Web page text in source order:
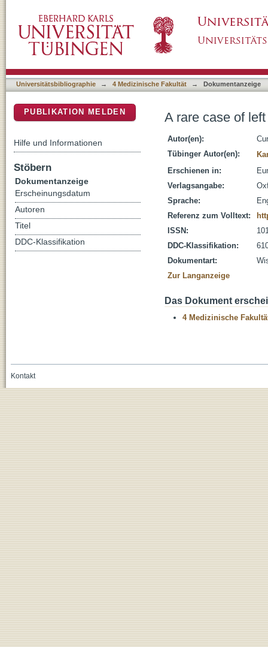
Universitätsbibliographie → 4 Medizinische Fakultät → Dokumentanzeige
A rare case of
Autor(en):
Tübinger Autor(en):
Erschienen in:
Verlagsangabe:
Sprache:
Referenz zum Volltext:
ISSN:
DDC-Klassifikation:
Dokumentart:
Zur Langanzeige
Das Dokument
4 Medizinische
PUBLIKATION MELDEN
Hilfe und Informationen
Stöbern
Dokumentanzeige
Erscheinungsdatum
Autoren
Titel
DDC-Klassifikation
Kontakt